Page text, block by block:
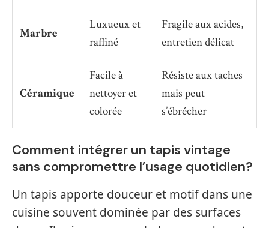
Marbre
Luxueux et
raffiné
Fragile aux acides,
entretien délicat
Céramique
Facile à
nettoyer et
colorée
Résiste aux taches
mais peut
s’ébrécher
Comment intégrer un tapis vintage
sans compromettre l’usage quotidien?
Un tapis apporte douceur et motif dans une
cuisine souvent dominée par des surfaces